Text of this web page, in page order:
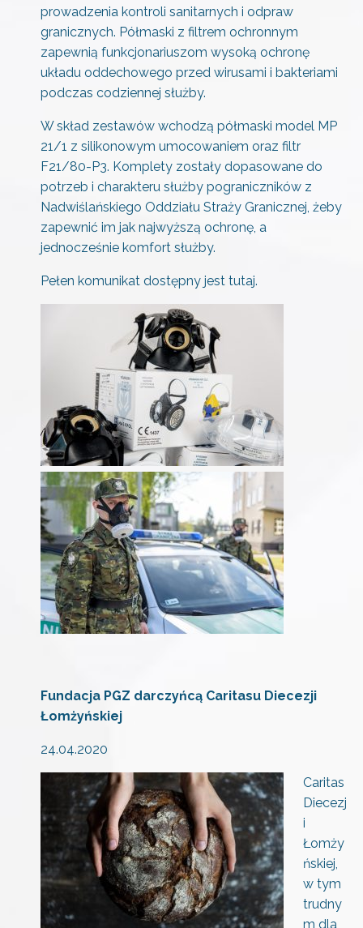
prowadzenia kontroli sanitarnych i odpraw
granicznych. Półmaski z filtrem ochronnym
zapewnią funkcjonariuszom wysoką ochronę
układu oddechowego przed wirusami i bakteriami
podczas codziennej służby.
W skład zestawów wchodzą półmaski model MP
21/1 z silikonowym umocowaniem oraz filtr
F21/80-P3. Komplety zostały dopasowane do
potrzeb i charakteru służby pograniczników z
Nadwiślańskiego Oddziału Straży Granicznej, żeby
zapewnić im jak najwyższą ochronę, a
jednocześnie komfort służby.
Pełen komunikat dostępny jest tutaj.
Fundacja PGZ darczyńcą Caritasu Diecezji
Łomżyńskiej
24.04.2020
Caritas
Diecezj
i
Łomży
ńskiej,
w tym
trudny
m dla